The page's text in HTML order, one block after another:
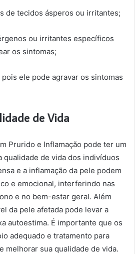
de tecidos ásperos ou irritantes;
ou irritantes específicos
os sintomas;
ele pode agravar os sintomas
de Vida
Prurido e Inflamação pode ter um
qualidade de vida dos indivíduos
e a inflamação da pele podem
e emocional, interferindo nas
e no bem-estar geral. Além
da pele afetada pode levar a
autoestima. É importante que os
adequado e tratamento para
melhorar sua qualidade de vida.